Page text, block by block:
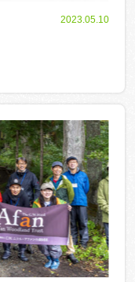
2023.05.10